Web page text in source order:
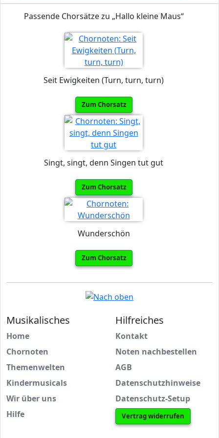
Passende Chorsätze zu „Hallo kleine Maus“
Seit Ewigkeiten (Turn, turn, turn)
Zum Chorsatz
Singt, singt, denn Singen tut gut
Zum Chorsatz
Wunderschön
Zum Chorsatz
Musikalisches
Home
Chornoten
Themenwelten
Kindermusicals
Wir über uns
Hilfe
Hilfreiches
Kontakt
Noten nachbestellen
AGB
Datenschutzhinweise
Datenschutz-Setup
Vertrag widerrufen